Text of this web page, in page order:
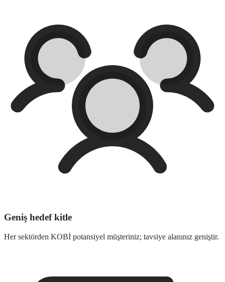
Geniş hedef kitle
Her sektörden KOBİ potansiyel müşteriniz; tavsiye alanınız geniştir.